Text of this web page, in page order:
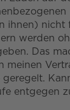
ihnen) nicht
werden
Das
meinen
entgegen